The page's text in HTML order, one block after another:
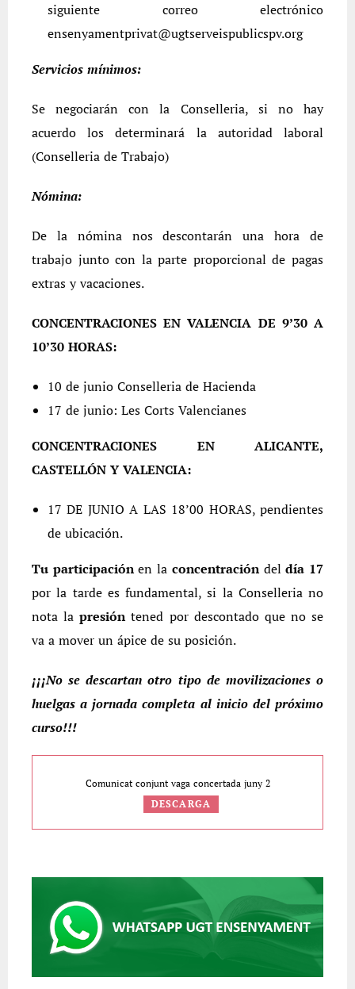
siguiente correo electrónico
ensenyamentprivat@ugtserveispublicspv.org
Servicios mínimos:
Se negociarán con la Conselleria, si no hay
acuerdo los determinará la autoridad laboral
(Conselleria de Trabajo)
Nómina:
De la nómina nos descontarán una hora de
trabajo junto con la parte proporcional de pagas
extras y vacaciones.
CONCENTRACIONES EN VALENCIA DE 9’30 A
10’30 HORAS:
10 de junio Conselleria de Hacienda
17 de junio: Les Corts Valencianes
CONCENTRACIONES EN ALICANTE,
CASTELLÓN Y VALENCIA:
17 DE JUNIO A LAS 18’00 HORAS, pendientes
de ubicación.
Tu participaciónen la concentracióndeldía 17
por la tarde es fundamental, si la Conselleria no
nota lapresióntened por descontado que no se
va a mover un ápice de su posición.
¡¡¡No se descartan otro tipo de movilizaciones o
huelgas a jornada completa al inicio del próximo
curso!!!
Comunicat conjunt vaga concertada juny 2
DESCARGA